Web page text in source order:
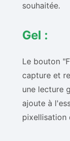
souhaitée.
Gel :
Le bouton
capture et
une lecture
ajoute à
pixellisation